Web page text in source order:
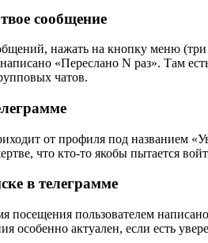
сообщение
нажать на кнопку меню
«Переслано N раз». Там
чатов.
от профиля под названием
что кто-то якобы пытается
в телеграмме
посещения пользователем
особенно актуален, если есть